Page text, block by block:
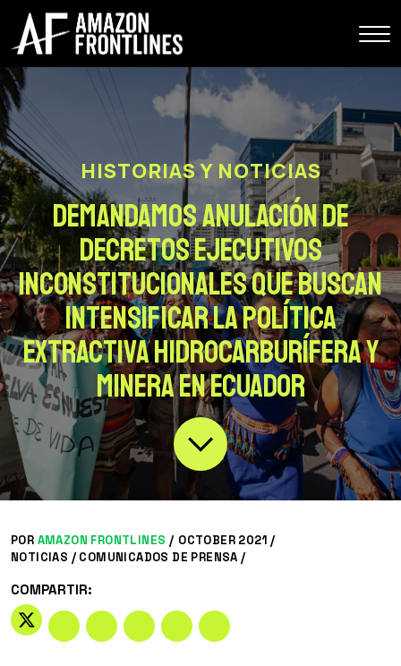
HISTORIAS Y NOTICIAS
Demandamos anulación de
Decretos Ejecutivos
inconstitucionales que buscan
intensificar la política
extractiva hidrocarburífera y
minera en Ecuador
POR AMAZON FRONTLINES / OCTOBER 2021 /
NOTICIAS /COMUNICADOS DE PRENSA /
COMPARTIR: